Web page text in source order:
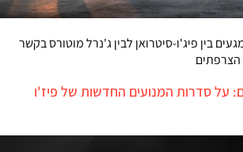
בין פיג'ו-סיטרואן לבין ג'נרל מוטורס בקשר
על סדרות המנועים החדשות של פיז'ו